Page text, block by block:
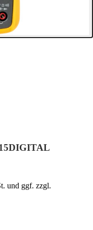
und ggf. zzgl.